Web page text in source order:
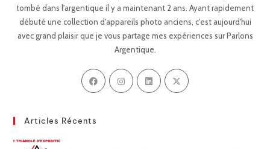
tombé dans l'argentique il y a maintenant 2 ans. Ayant rapidement
débuté une collection d'appareils photo anciens, c'est aujourd'hui
avec grand plaisir que je vous partage mes expériences sur Parlons
Argentique.
Articles Récents